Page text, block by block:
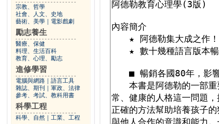
宗教、哲學
社會、人文、史地
藝術、美學
電影戲劇
勵志養生
醫療、保健
料理、生活百科
教育、心理、勵志
進修學習
電腦與網路
語言工具
雜誌、期刊
軍政、法律
參考、考試、教科用書
科學工程
科學、自然 工業、工程